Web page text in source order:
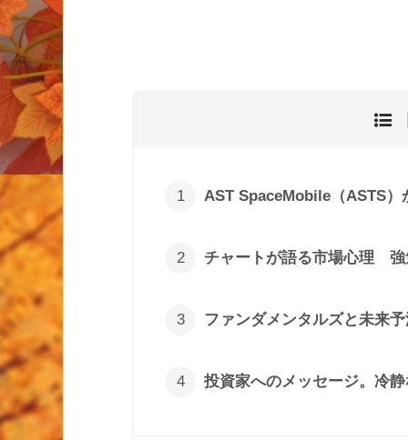
AST SpaceMobile（ASTS）
チャートが語る市場心理 強
ファンダメンタルズと未来
投資家へのメッセージ。冷